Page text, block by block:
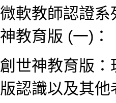
微軟教師認證
神教育版 (一)：
創世神教育版
版認識以及其